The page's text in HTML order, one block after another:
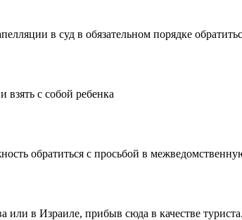
в суд в обязательном порядке
взять с собой ребенка
обратиться с просьбой в
или в Израиле, прибыв сюда в качестве туриста.